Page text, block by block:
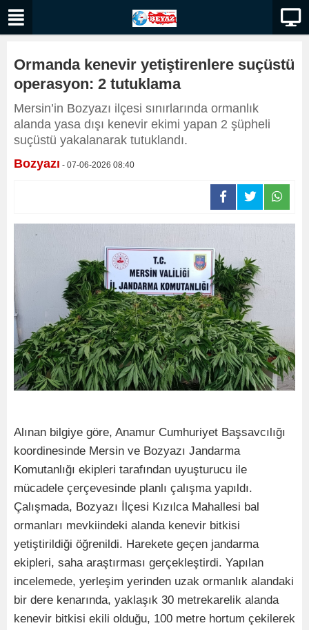
Ormanda kenevir yetiştirenlere suçüstü
operasyon: 2 tutuklama
Mersin’in Bozyazı ilçesi sınırlarında ormanlık
alanda yasa dışı kenevir ekimi yapan 2 şüpheli
suçüstü yakalanarak tutuklandı.
Bozyazı - 07-06-2026 08:40
Alınan bilgiye göre, Anamur Cumhuriyet Başsavcılığı
koordinesinde Mersin ve Bozyazı Jandarma
Komutanlığı ekipleri tarafından uyuşturucu ile
mücadele çerçevesinde planlı çalışma yapıldı.
Çalışmada, Bozyazı İlçesi Kızılca Mahallesi bal
ormanları mevkiindeki alanda kenevir bitkisi
yetiştirildiği öğrenildi. Harekete geçen jandarma
ekipleri, saha araştırması gerçekleştirdi. Yapılan
incelemede, yerleşim yerinden uzak ormanlık alandaki
bir dere kenarında, yaklaşık 30 metrekarelik alanda
kenevir bitkisi ekili olduğu, 100 metre hortum çekilerek